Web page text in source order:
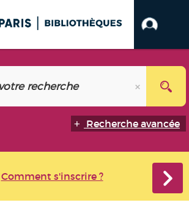
Recherche avancée
Comment s'inscrire ?